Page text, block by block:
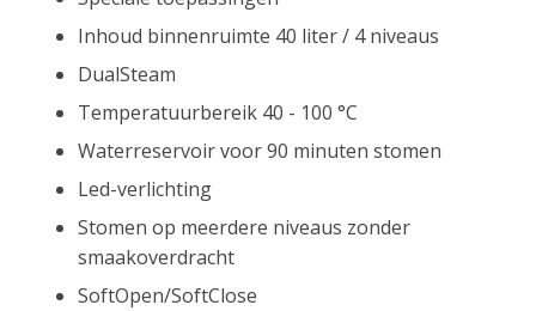
Inhoud binnenruimte 40 liter / 4 niveaus
DualSteam
Temperatuurbereik 40 - 100 °C
Waterreservoir voor 90 minuten stomen
Led-verlichting
Stomen op meerdere niveaus zonder
smaakoverdracht
SoftOpen/SoftClose